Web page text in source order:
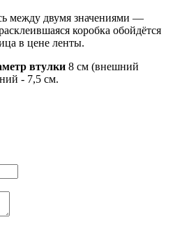
между двумя значениями —
коробка обойдётся
в цене ленты.
втулки 8 см (внешний
- 7,5 см.